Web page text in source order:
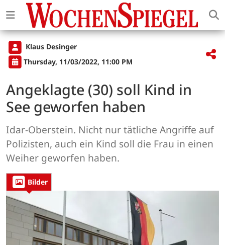
Klaus Desinger
Thursday, 11/03/2022, 11:00 PM
Angeklagte (30) soll Kind in
See geworfen haben
Idar-Oberstein. Nicht nur tätliche Angriffe auf
Polizisten, auch ein Kind soll die Frau in einen
Weiher geworfen haben.
Bilder